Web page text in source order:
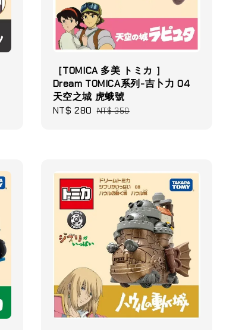
［TOMICA 多美 トミカ ］
Dream TOMICA系列-吉卜力 04
天空之城 虎蛾號
Sale
NT$ 280 Regular
NT$ 350